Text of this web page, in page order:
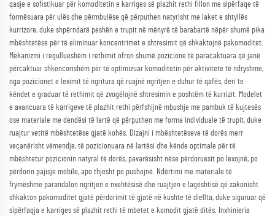
qasje e sofistikuar për komoditetin e karriges së plazhit rethi fillon me sipërfaqe të
formësuara për ulës dhe përmbulëse që përputhen natyrisht me laket e shtyllës
kurrizore, duke shpërndarë peshën e trupit në mënyrë të barabartë nëpër shumë pika
mbështetëse për të eliminuar koncentrimet e shtresimit që shkaktojnë pakomoditet.
Mekanizmi i regullueshëm i rethimit ofron shumë pozicione të paracaktuara që janë
përcaktuar shkencorishëm për të optimizuar komoditetin për aktivitete të ndryshme,
nga pozicionet e leximit të ngritura që ruajnë ngritjen e duhur të qafës, deri te
këndet e graduar të rethimit që zvogëlojnë shtresimin e poshtëm të kurrizit. Modelet
e avancuara të karrigeve të plazhit rethi përfshijnë mbushje me pambuk të kujtesës
ose materiale me dendësi të lartë që përputhen me forma individuale të trupit, duke
ruajtur vetitë mbështetëse gjatë kohës. Dizajni i mbështetëseve të dorës merr
veçanërisht vëmendje, të pozicionuara në lartësi dhe kënde optimale për të
mbështetur pozicionin natyral të dorës, pavarësisht nëse përdoruesit po lexojnë, po
përdorin pajisje mobile, apo thjesht po pushojnë. Ndërtimi me materiale të
frymëshme parandalon ngritjen e nxehtësisë dhe ruajtjen e lagështisë që zakonisht
shkakton pakomoditet gjatë përdorimit të gjatë në kushte të diellta, duke siguruar që
sipërfaqja e karriges së plazhit rethi të mbetet e komodit gjatë ditës. Inxhinieria